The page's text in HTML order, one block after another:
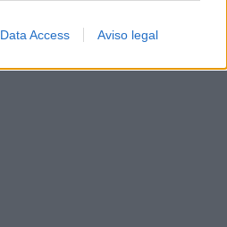
Data Access Aviso legal